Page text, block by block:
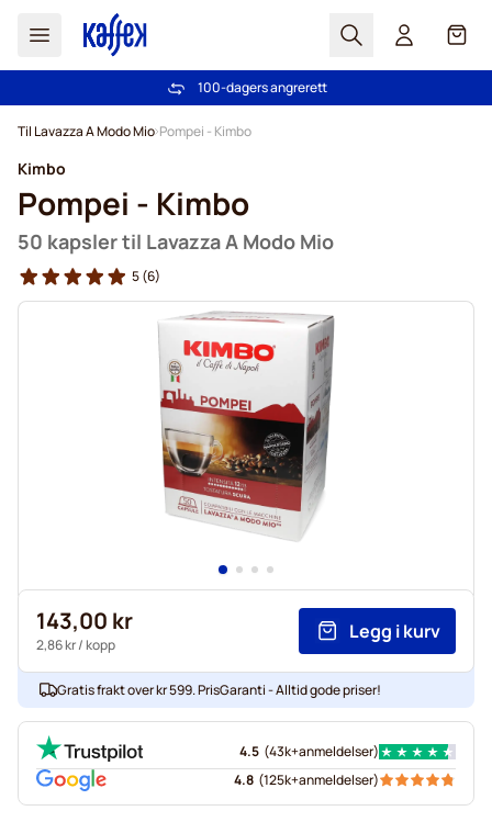
Søk Cart
Gratis frakt over kr 599
100-dagers angrerett
Til Lavazza A Modo Mio Pompei - Kimbo
Kimbo
Pompei - Kimbo
50 kapsler til Lavazza A Modo Mio
5(6)
143,00 kr
2,86 kr/ kopp
Legg i kurv
Gratis frakt over kr 599. PrisGaranti - Alltid gode priser!
4.5 (43k+anmeldelser)
4.8 (125k+anmeldelser)